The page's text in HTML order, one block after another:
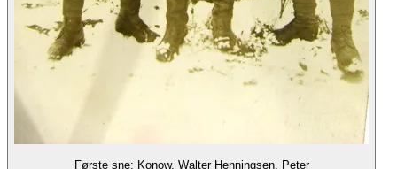
Første sne: Konow, Walter Henningsen, Peter